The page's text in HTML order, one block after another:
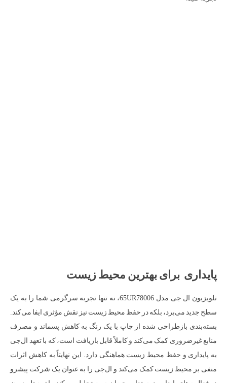
پایداری برای بهترین محیط زیست
تلویزیون ال جی مدل 65UR78006، نه تنها تجربه سرگرمی شما را به یک
سطح جدید می‌برد، بلکه در حفظ محیط زیست نیز نقش مؤثری ایفا می‌کند.
بسته‌بندی بازطراحی شده از چاپ با یک رنگ به کاهش پسماند و مصرف
منابع غیرضروری کمک می‌کند و کاملاً قابل بازیافت است، که با تعهد ال‌جی
به پایداری و حفظ محیط زیست هماهنگی دارد. این نهایتاً به کاهش اثرات
منفی بر محیط زیست کمک می‌کند و ال‌جی را به عنوان یک شرکت پیشرو